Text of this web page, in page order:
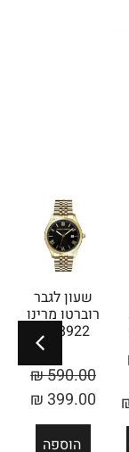
שעון לגבר
רוברטו מרינו
RM8922
590.00
₪
399.00
₪
הוספה